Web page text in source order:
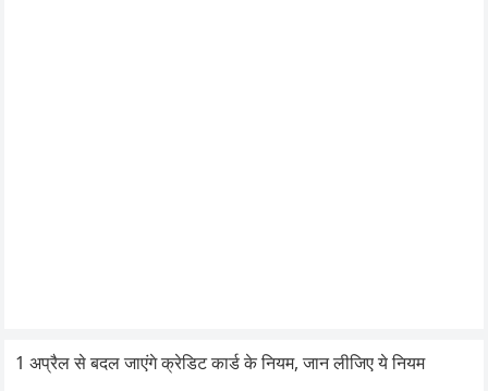
1 अप्रैल से बदल जाएंगे क्रेडिट कार्ड के नियम, जान लीजिए ये नियम